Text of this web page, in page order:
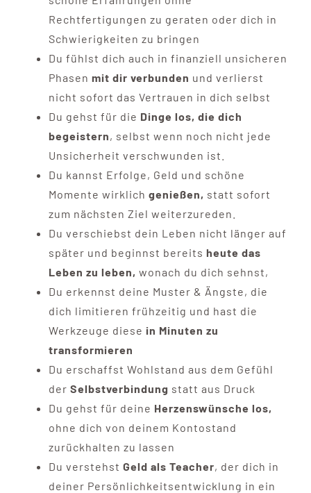
Rechtfertigungen zu geraten oder dich in
Schwierigkeiten zu bringen
Du fühlst dich auch in finanziell unsicheren
Phasen mit dir verbunden und verlierst
nicht sofort das Vertrauen in dich selbst
Du gehst für die Dinge los, die dich
begeistern, selbst wenn noch nicht jede
Unsicherheit verschwunden ist.
Du kannst Erfolge, Geld und schöne
Momente wirklich genießen, statt sofort
zum nächsten Ziel weiterzureden.
Du verschiebst dein Leben nicht länger auf
später und beginnst bereits heute das
Leben zu leben, wonach du dich sehnst,
Du erkennst deine Muster & Ängste, die
dich limitieren frühzeitig und hast die
Werkzeuge diese in Minuten zu
transformieren
Du erschaffst Wohlstand aus dem Gefühl
der Selbstverbindung statt aus Druck
Du gehst für deine Herzenswünsche los,
ohne dich von deinem Kontostand
zurückhalten zu lassen
Du verstehst Geld als Teacher, der dich in
deiner Persönlichkeitsentwicklung in ein